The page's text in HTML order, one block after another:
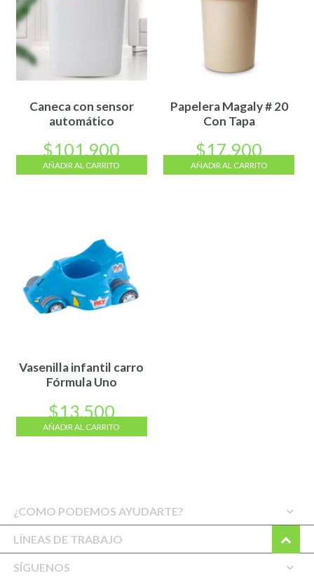
Caneca con sensor
automático
$101.900
AÑADIR AL CARRITO
Papelera Magaly # 20
Con Tapa
$17.900
AÑADIR AL CARRITO
Vasenilla infantil carro
Fórmula Uno
$13.500
AÑADIR AL CARRITO
¿COMO PODEMOS AYUDARTE?
LÍNEAS DE TRABAJO
SÍGUENOS